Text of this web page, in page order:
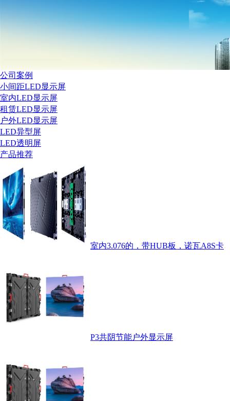
公司案例
小间距LED显示屏
室内LED显示屏
租赁LED显示屏
户外LED显示屏
LED异型屏
LED透明屏
产品推荐
室内3.076的，带HUB板，诺瓦A8S卡
P3共阴节能户外显示屏